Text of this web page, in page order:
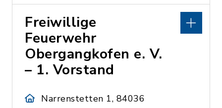
Freiwillige
Feuerwehr
Obergangkofen e. V.
– 1. Vorstand
Narrenstetten 1, 84036